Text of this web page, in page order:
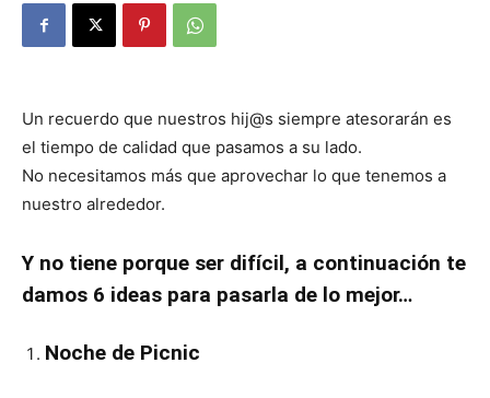
Un recuerdo que nuestros hij@s siempre atesorarán es
el tiempo de calidad que pasamos a su lado.
No necesitamos más que aprovechar lo que tenemos a
nuestro alrededor.
Y no tiene porque ser difícil, a continuación te
damos 6 ideas para pasarla de lo mejor…
Noche de Picnic